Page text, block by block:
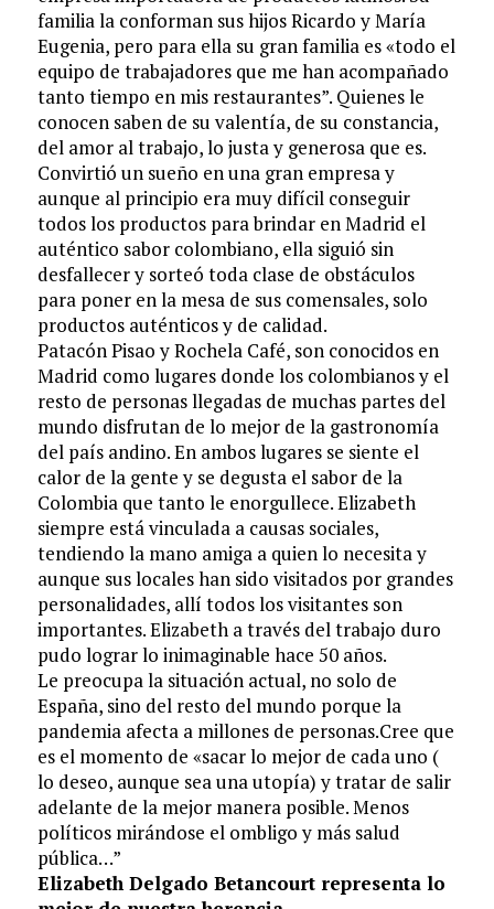
familia la conforman sus hijos Ricardo y María
Eugenia, pero para ella su gran familia es «todo el
equipo de trabajadores que me han acompañado
tanto tiempo en mis restaurantes”. Quienes le
conocen saben de su valentía, de su constancia,
del amor al trabajo, lo justa y generosa que es.
Convirtió un sueño en una gran empresa y
aunque al principio era muy difícil conseguir
todos los productos para brindar en Madrid el
auténtico sabor colombiano, ella siguió sin
desfallecer y sorteó toda clase de obstáculos
para poner en la mesa de sus comensales, solo
productos auténticos y de calidad.
Patacón Pisao y Rochela Café, son conocidos en
Madrid como lugares donde los colombianos y el
resto de personas llegadas de muchas partes del
mundo disfrutan de lo mejor de la gastronomía
del país andino. En ambos lugares se siente el
calor de la gente y se degusta el sabor de la
Colombia que tanto le enorgullece. Elizabeth
siempre está vinculada a causas sociales,
tendiendo la mano amiga a quien lo necesita y
aunque sus locales han sido visitados por grandes
personalidades, allí todos los visitantes son
importantes. Elizabeth a través del trabajo duro
pudo lograr lo inimaginable hace 50 años.
Le preocupa la situación actual, no solo de
España, sino del resto del mundo porque la
pandemia afecta a millones de personas.Cree que
es el momento de «sacar lo mejor de cada uno (
lo deseo, aunque sea una utopía) y tratar de salir
adelante de la mejor manera posible. Menos
políticos mirándose el ombligo y más salud
pública…”
Elizabeth Delgado Betancourt representa lo